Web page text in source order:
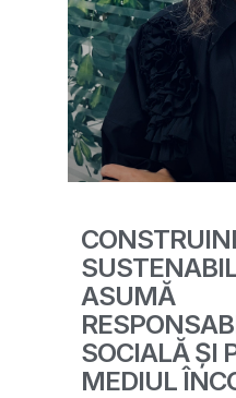
ASUMĂ
SOCIALĂ ȘI
MEDIUL